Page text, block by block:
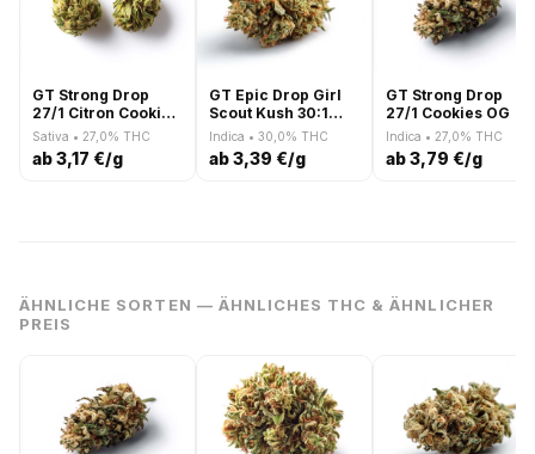
GT Strong Drop
27/1 Citron Cookies
x Biker Kush smalls
Sativa • 27,0% THC
ab 3,17 €/g
GT Epic Drop Girl
Scout Kush 30:1
smalls
Indica • 30,0% THC
ab 3,39 €/g
GT Strong Drop
27/1 Cookies OG
Indica • 27,0% THC
ab 3,79 €/g
ÄHNLICHE SORTEN — ÄHNLICHES THC & ÄHNLICHER
PREIS